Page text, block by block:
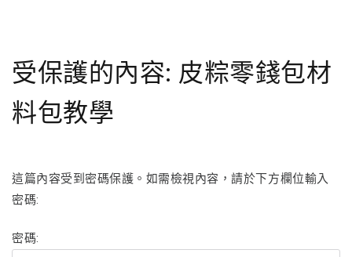
受保護的內容: 皮粽零錢包材
料包教學
這篇內容受到密碼保護。如需檢視內容，請於下方欄位輸入
密碼:
密碼: